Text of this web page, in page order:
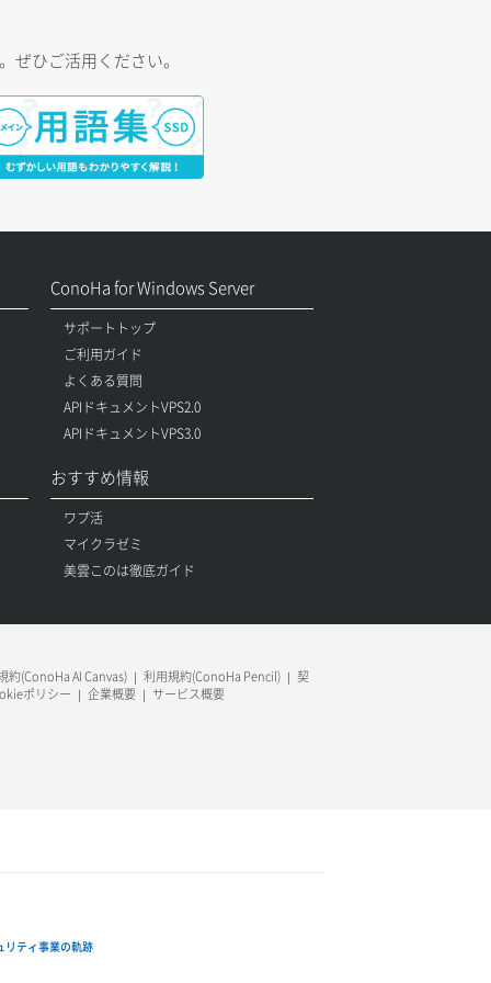
ひご活用ください。
ConoHa for Windows Server
サポートトップ
ご利用ガイド
よくある質問
APIドキュメントVPS2.0
APIドキュメントVPS3.0
おすすめ情報
ワプ活
マイクラゼミ
美雲このは徹底ガイド
約(ConoHa AI Canvas) 利用規約(ConoHa Pencil)
契
ポリシー
企業概要 サービス概要
リティ事業の軌跡